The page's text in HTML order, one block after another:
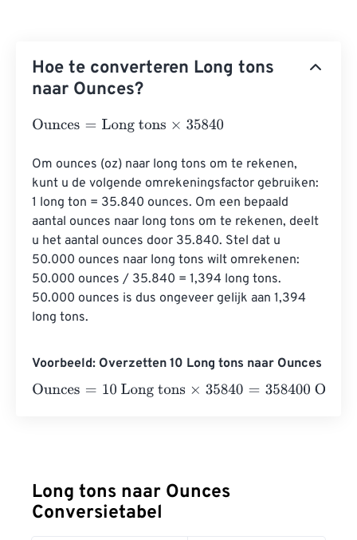
Hoe te converteren Long tons
naar Ounces?
Ounces= Long tons×35840
Om ounces (oz) naar long tons om te rekenen,
kunt u de volgende omrekeningsfactor gebruiken:
1 long ton = 35.840 ounces. Om een ​​bepaald
aantal ounces naar long tons om te rekenen, deelt
u het aantal ounces door 35.840. Stel dat u
50.000 ounces naar long tons wilt omrekenen:
50.000 ounces / 35.840 = 1,394 long tons.
50.000 ounces is dus ongeveer gelijk aan 1,394
long tons.
Voorbeeld: Overzetten 10 Long tons naar Ounces
Ounces= 10 Long tons ×35840 =358400 Ounces
Long tons naar Ounces
Conversietabel